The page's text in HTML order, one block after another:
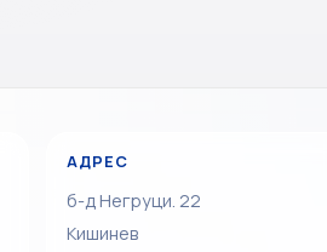
АДРЕС
б-д Негруци. 22
Кишинев